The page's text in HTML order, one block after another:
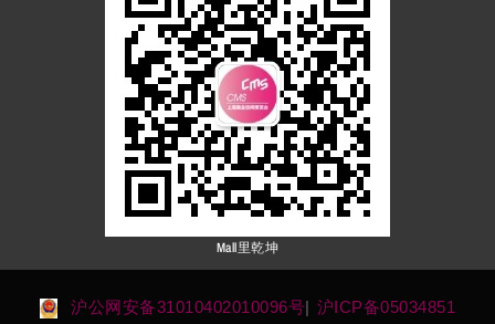
Mall里乾坤
沪公网安备31010402010096号| 沪ICP备05034851